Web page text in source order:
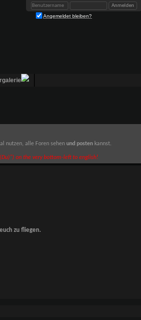
Angemeldet bleiben?
nutzen, alle Foren sehenund posten kannst.
on the very bottom-left to english!
zu fliegen.